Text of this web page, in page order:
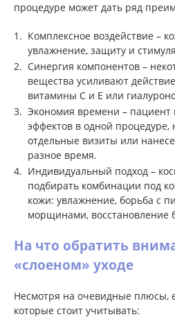
процедуре может дать ряд
Комплексное воздействие –
увлажнение, защиту и
Синергия компонентов –
вещества усиливают
витамины С и Е или
Экономия времени – пациент
эффектов в одной процедуре,
отдельные визиты или
разное время.
Индивидуальный подход –
подбирать комбинации под
кожи: увлажнение, борьба с
морщинами, восстановление
На что обратить
«слоеном» уходе
Несмотря на очевидные плюсы,
которые стоит учитывать: